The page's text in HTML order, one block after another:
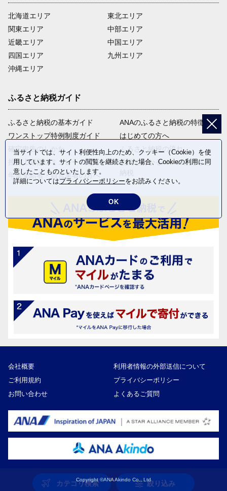
カテゴリ検索 絞り込み
北海道エリア
関東エリア
近畿エリア
四国エリア
沖縄エリア
東北エリア
中部エリア
中国エリア
九州エリア
ふるさと納税ガイド
ふるさと納税の基本ガイド
ワンストップ特例制度ガイド
確定申告のしかた
控除上限額シミュレーション
年金受給者・自営業者の方へ
ANAのふるさと納税の特徴
はじめての方へ
ふるさと納税の流れ
動画でわかるANAのふるさと
会社概要
利用者情報の外部送信について
ご利用規約
プライバシーポリシー
お問い合わせ
よくあるご質問
Copyright ©ANA Akindo Co., Ltd
当サイトでは、サイト利便性向上のため、クッキー（Cookie）を使
用しています。サイトの閲覧を継続された場合、Cookieの利用に同
意したことものといたします。
詳細についてはプライバシーポリシーをお読みください。
OK